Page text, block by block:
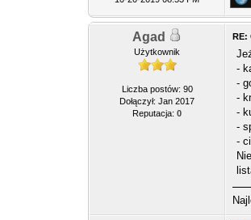
Agad
Użytkownik
Liczba postów: 90
Dołączył: Jan 2017
Reputacja:0
RE:
-
-
-
-
-
-